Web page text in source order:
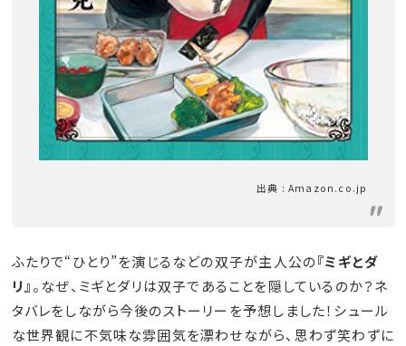
出典 : Amazon.co.jp
ふたりで“ひとり”を演じるなどの双子が主人公の『ミギとダ
リ』。なぜ、ミギとダリは双子であることを隠しているのか？ネ
タバレをしながら今後のストーリーを予想しました！シュール
な世界観に不気味な雰囲気を漂わせながら、思わず笑わずに